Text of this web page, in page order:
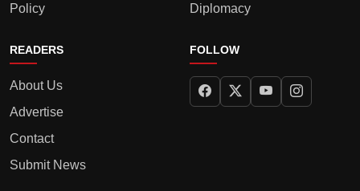
Policy
Diplomacy
READERS
About Us
Advertise
Contact
Submit News
FOLLOW